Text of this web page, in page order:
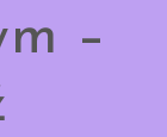
–